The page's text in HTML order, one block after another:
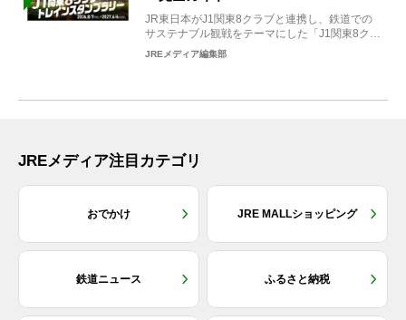
JR東日本がJ1関東8クラブと連携し、鉄道での
サステナブル観戦をテーマにした「J1関東8クラ
ブ×トレイン...
JREメディア編集部
JREメディア注目カテゴリ
おでかけ JRE MALLショッピング
鉄道ニュース ふるさと納税